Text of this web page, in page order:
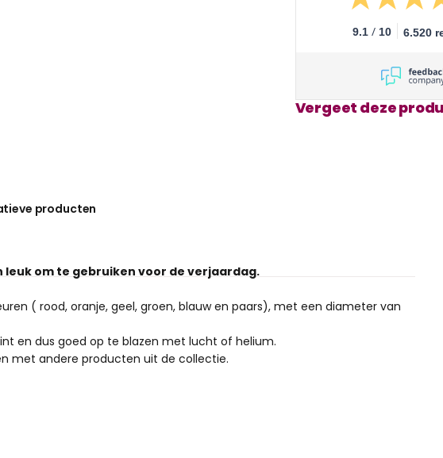
9.1 / 10 6.520
Vergeet deze
producten
leuk om te gebruiken voor de verjaardag.
( rood, oranje, geel, groen, blauw en paars), met een diameter van
en dus goed op te blazen met lucht of helium.
met andere producten uit de collectie.